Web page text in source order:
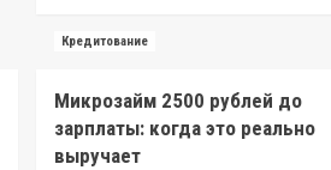
займ
без
Кредитование
Микрозайм 2500 рублей до
зарплаты: когда это реально
выручает